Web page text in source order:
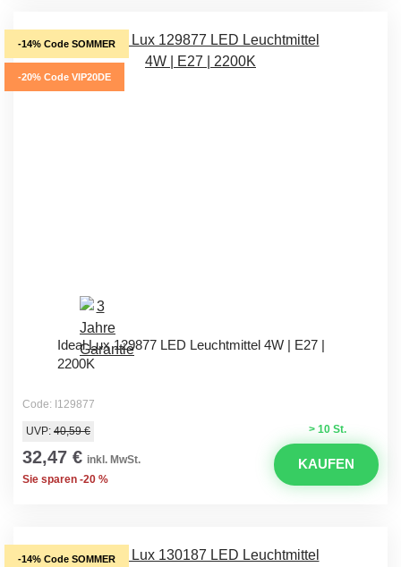
-14% Code SOMMER
-20% Code VIP20DE
Ideal Lux 129877 LED Leuchtmittel 4W | E27 |
2200K
Code: I129877
> 10 St.
UVP: 40,59 €
32,47 € inkl. MwSt.
Sie sparen -20 %
KAUFEN
-14% Code SOMMER